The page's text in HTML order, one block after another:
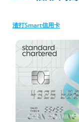
渣打Smart信用卡